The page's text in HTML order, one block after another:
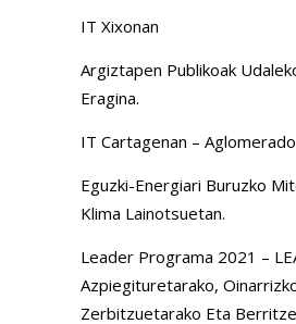
IT Xixonan
Argiztapen Publikoak
Eragina.
IT Cartagenan –
Eguzki-Energiari Buruzko
Klima Lainotsuetan.
Leader Programa 2021 –
Azpiegituretarako,
Zerbitzuetarako Eta